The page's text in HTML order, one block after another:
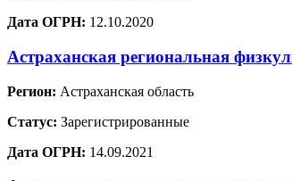
Дата ОГРН: 12.10.2020
Астраханская региональная
Регион: Астраханская область
Статус: Зарегистрированные
Дата ОГРН: 14.09.2021